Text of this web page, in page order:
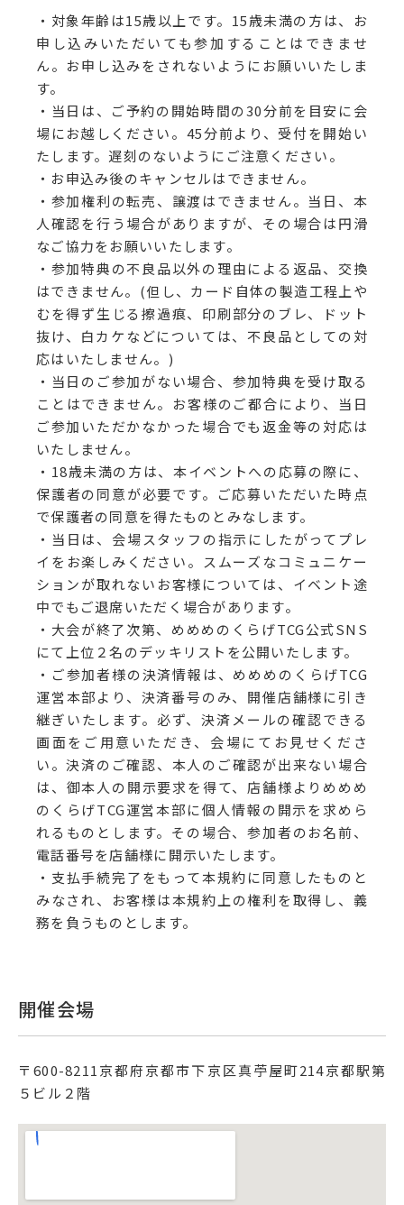
・対象年齢は15歳以上です。15歳未満の方は、お
申し込みいただいても参加することはできませ
ん。お申し込みをされないようにお願いいたしま
す。
・当日は、ご予約の開始時間の30分前を目安に会
場にお越しください。45分前より、受付を開始い
たします。遅刻のないようにご注意ください。
・お申込み後のキャンセルはできません。
・参加権利の転売、譲渡はできません。当日、本
人確認を行う場合がありますが、その場合は円滑
なご協力をお願いいたします。
・参加特典の不良品以外の理由による返品、交換
はできません。(但し、カード自体の製造工程上や
むを得ず生じる擦過痕、印刷部分のブレ、ドット
抜け、白カケなどについては、不良品としての対
応はいたしません。)
・当日のご参加がない場合、参加特典を受け取る
ことはできません。お客様のご都合により、当日
ご参加いただかなかった場合でも返金等の対応は
いたしません。
・18歳未満の方は、本イベントへの応募の際に、
保護者の同意が必要です。ご応募いただいた時点
で保護者の同意を得たものとみなします。
・当日は、会場スタッフの指示にしたがってプレ
イをお楽しみください。スムーズなコミュニケー
ションが取れないお客様については、イベント途
中でもご退席いただく場合があります。
・大会が終了次第、めめめのくらげTCG公式SNS
にて上位２名のデッキリストを公開いたします。
・ご参加者様の決済情報は、めめめのくらげTCG
運営本部より、決済番号のみ、開催店舗様に引き
継ぎいたします。必ず、決済メールの確認できる
画面をご用意いただき、会場にてお見せくださ
い。決済のご確認、本人のご確認が出来ない場合
は、御本人の開示要求を得て、店舗様よりめめめ
のくらげTCG運営本部に個人情報の開示を求めら
れるものとします。その場合、参加者のお名前、
電話番号を店舗様に開示いたします。
・支払手続完了をもって本規約に同意したものと
みなされ、お客様は本規約上の権利を取得し、義
務を負うものとします。
開催会場
〒600-8211 京都府京都市下京区真苧屋町214京都駅第
５ビル２階